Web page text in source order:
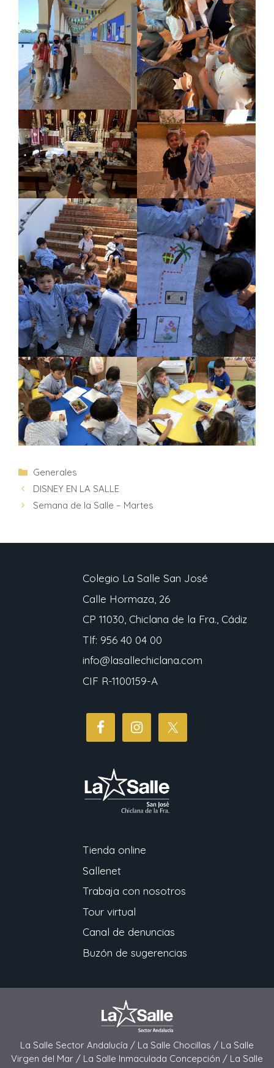
Generales
DISNEY EN LA SALLE
Semana de la Salle – Martes
Colegio La Salle San José
Calle Hormaza, 26
CP 11030, Chiclana de la Fra., Cádiz
Tlf: 956 40 04 00
info@lasallechiclana.com
CIF R-1100159-A
Tienda online
Sallenet
Trabaja con nosotros
Tour virtual
Canal de denuncias
Buzón de sugerencias
La Salle Sector Andalucía / La Salle Chocillas / La Salle
Virgen del Mar / La Salle Inmaculada Concepción / La Salle